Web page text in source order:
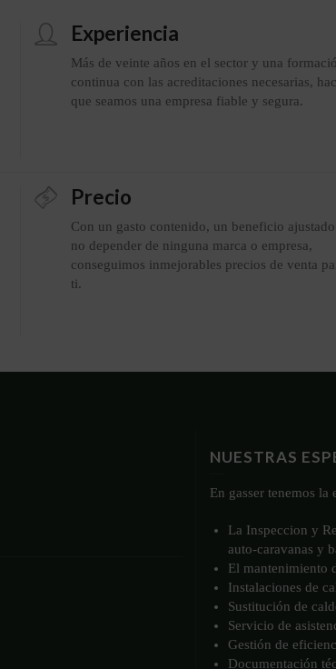
Experiencia
Más de veinte años en el sector y una
continua con las acreditaciones necesarias,
que seamos una empresa fiable y segura.
Precio
Con un gasto contenido, un beneficio
no depender de ninguna marca o empresa,
conseguimos inmejorables precios de venta
ti.
NUESTRAS
En gasser tenemos
La Inspeccion y
auto-caravanas y
El mantenimiento
Instalaciones de
Sustitución de
Servicio de
Gestión de
Documentación